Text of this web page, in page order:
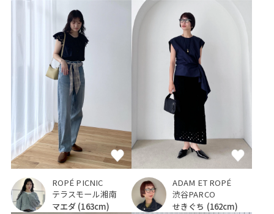
ROPÉ PICNIC
テラスモール湘南
マエダ (163cm)
ADAM ET ROPÉ
渋谷PARCO
せきぐち (162cm)